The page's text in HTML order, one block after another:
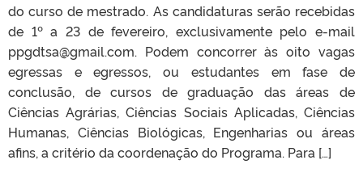
do curso de mestrado. As candidaturas serão recebidas
de 1º a 23 de fevereiro, exclusivamente pelo e-mail
ppgdtsa@gmail.com. Podem concorrer às oito vagas
egressas e egressos, ou estudantes em fase de
conclusão, de cursos de graduação das áreas de
Ciências Agrárias, Ciências Sociais Aplicadas, Ciências
Humanas, Ciências Biológicas, Engenharias ou áreas
afins, a critério da coordenação do Programa. Para […]